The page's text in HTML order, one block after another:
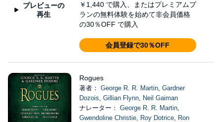
プレビューの
再生
￥1,440 で購入、またはプレミアムプ
ランの無料体験を始めて非会員価格
の30％OFF で購入
会員登録で30％OFF
Rogues
著者： George R. R. Martin, Gardner
Dozois, Gillian Flynn, Neil Gaiman
ナレーター： George R. R. Martin,
Gwendoline Christie, Roy Dotrice, Ron